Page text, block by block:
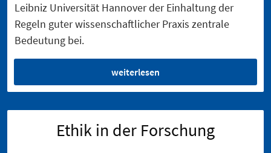
Leibniz Universität Hannover der Einhaltung der
Regeln guter wissenschaftlicher Praxis zentrale
Bedeutung bei.
weiterlesen
Ethik in der Forschung